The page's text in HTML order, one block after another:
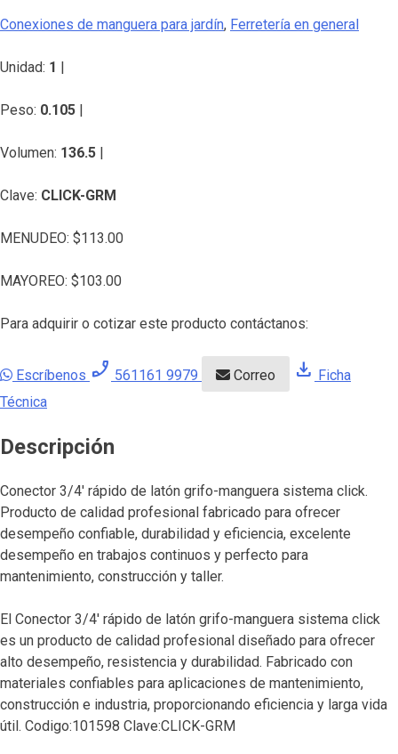
Conexiones de manguera para jardín, Ferretería en general
Unidad: 1 |
Peso: 0.105 |
Volumen: 136.5 |
Clave: CLICK-GRM
MENUDEO: $113.00
MAYOREO: $103.00
Para adquirir o cotizar este producto contáctanos:
Escríbenos phone_enabled 561161 9979 Correo download Ficha
Técnica
Descripción
Conector 3/4′ rápido de latón grifo-manguera sistema click.
Producto de calidad profesional fabricado para ofrecer
desempeño confiable, durabilidad y eficiencia, excelente
desempeño en trabajos continuos y perfecto para
mantenimiento, construcción y taller.
El Conector 3/4′ rápido de latón grifo-manguera sistema click
es un producto de calidad profesional diseñado para ofrecer
alto desempeño, resistencia y durabilidad. Fabricado con
materiales confiables para aplicaciones de mantenimiento,
construcción e industria, proporcionando eficiencia y larga vida
útil. Codigo:101598 Clave:CLICK-GRM